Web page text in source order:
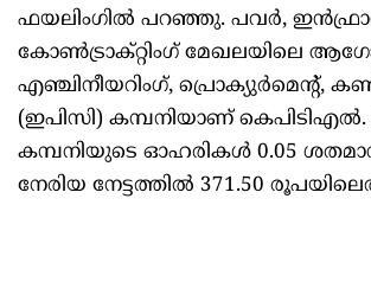
ഫയലിംഗിൽ പറഞ്ഞു. പവർ,
കോൺട്രാക്റ്റിംഗ് മേഖലയിലെ
എഞ്ചിനീയറിംഗ്, പ്രൊക്യുർമെന്റ്,
(ഇപിസി) കമ്പനിയാണ് കെപിടിഎൽ.
കമ്പനിയുടെ ഓഹരികൾ 0.05
നേരിയ നേട്ടത്തിൽ 371.50